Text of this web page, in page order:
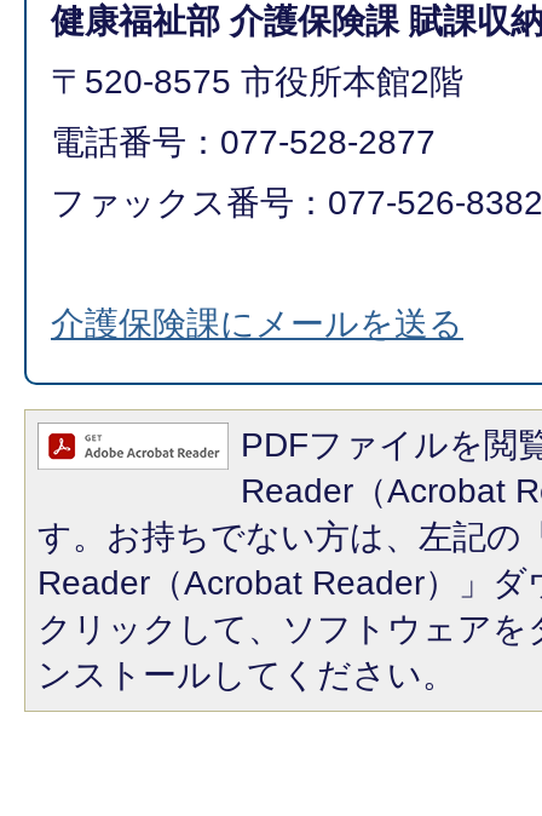
健康福祉部 介護保険課 賦課収
〒520-8575 市役所本館2階
電話番号：077-528-2877
ファックス番号：077-526-8382
介護保険課にメールを送る
PDFファイルを閲
Reader（Acrobat
す。お持ちでない方は、左記の
Reader（Acrobat Reader）」
クリックして、ソフトウェア
ンストールしてください。